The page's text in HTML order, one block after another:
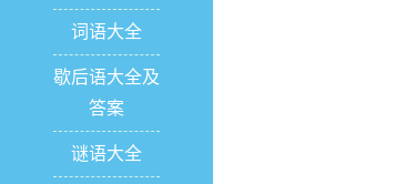
词语大全
歇后语大全及
答案
谜语大全